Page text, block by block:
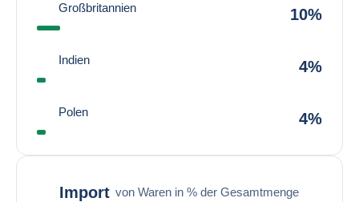
Großbritannien 10%
Indien 4%
Polen 4%
Import von Waren in % der Gesamtmenge